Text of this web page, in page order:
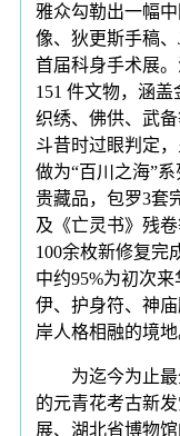
雅众勾勒出一幅
像、狄更斯手稿
首届科身手术展
151 件文物，涵盖
织绣、佛供、武
斗昔时过眼判定
做为“百川之海”
贵藏品，包罗3套
及《亡灵书》残
100余枚新修复完
中约95%为初次
伊、护身符、神
岸人格相融的境地
为迄今为止最
的元青花考古新
展、湖北省博物